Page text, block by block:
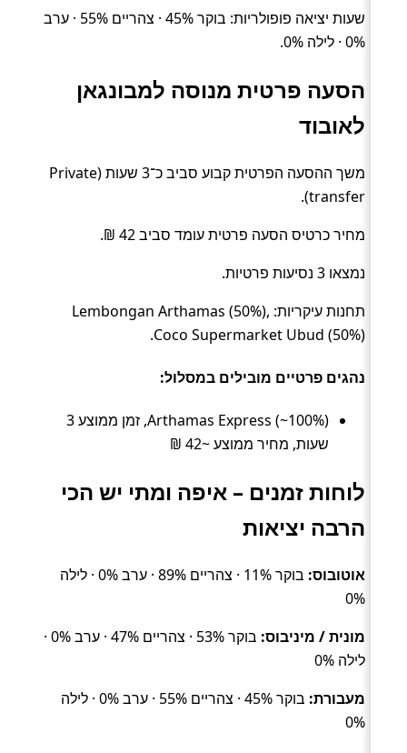
שעות יציאה פופולריות: בוקר 45% · צהריים 55% · ערב
0% · לילה 0%.
הסעה פרטית מנוסה למבונגאן
לאובוד
משך ההסעה הפרטית קבוע סביב כ־3 שעות (Private
transfer).
מחיר כרטיס הסעה פרטית עומד סביב 42 ₪.
נמצאו 3 נסיעות פרטיות.
תחנות עיקריות: Lembongan Arthamas (50%),
Coco Supermarket Ubud (50%).
נהגים פרטיים מובילים במסלול:
Arthamas Express (~100%), זמן ממוצע 3
שעות, מחיר ממוצע ~42 ₪
לוחות זמנים – איפה ומתי יש הכי
הרבה יציאות
אוטובוס:
בוקר 11% · צהריים 89% · ערב 0% · לילה
0%
מונית / מיניבוס:
בוקר 53% · צהריים 47% · ערב 0% ·
לילה 0%
מעבורת:
בוקר 45% · צהריים 55% · ערב 0% · לילה
0%